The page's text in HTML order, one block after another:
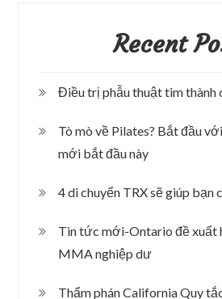
Recent
Điều trị phẫu thuật tim thành
Tò mò về Pilates? Bắt đầu
mới bắt đầu này
4 di chuyển TRX sẽ giúp bạn
Tin tức mới-Ontario đề xuất
MMA nghiệp dư
Thẩm phán California Quy